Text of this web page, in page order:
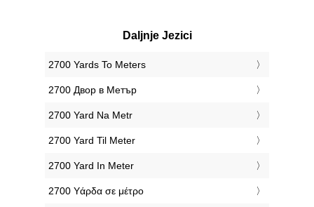
Daljnje Jezici
‎2700 Yards To Meters
‎2700 Двор в Метър
‎2700 Yard Na Metr
‎2700 Yard Til Meter
‎2700 Yard In Meter
‎2700 Υάρδα σε μέτρο